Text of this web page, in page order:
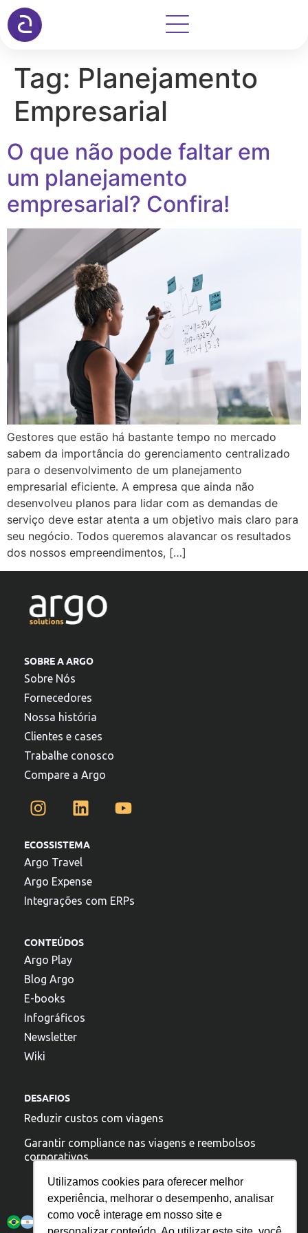
Utilizamos cookies para oferecer melhor
experiência, melhorar o desempenho, analisar
como você interage em nosso site e
Tag: Planejamento
Empresarial
O que não pode faltar em
um planejamento
empresarial? Confira!
Gestores que estão há bastante tempo no mercado
sabem da importância do gerenciamento centralizado
para o desenvolvimento de um planejamento
empresarial eficiente. A empresa que ainda não
desenvolveu planos para lidar com as demandas de
serviço deve estar atenta a um objetivo mais claro para
seu negócio. Todos queremos alavancar os resultados
dos nossos empreendimentos, […]
SOBRE A ARGO
Sobre Nós
Fornecedores
Nossa história
Clientes e cases
Trabalhe conosco
Compare a Argo
ECOSSISTEMA
Argo Travel
Argo Expense
Integrações com ERPs
CONTEÚDOS
Argo Play
Blog Argo
E-books
Infográficos
Newsletter
Wiki
DESAFIOS
Reduzir custos com viagens
Garantir compliance nas viagens e reembolsos
corporativos